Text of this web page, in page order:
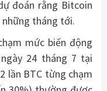
đoán rằng Bitcoin
tháng tới.
mức biến động
24 tháng 7 tại
lần BTC từng chạm